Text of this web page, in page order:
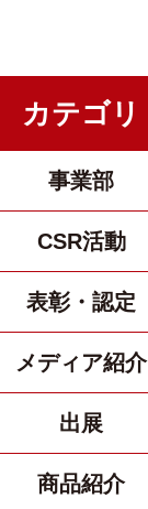
カテゴリ
事業部
CSR活動
表彰・認定
メディア紹介
出展
商品紹介